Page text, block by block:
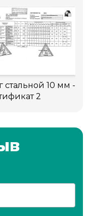
стальной 10 мм -
2